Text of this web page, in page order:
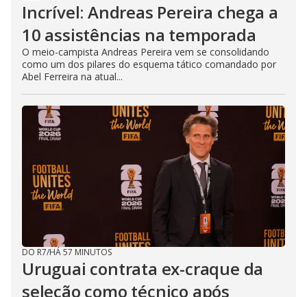
Incrível: Andreas Pereira chega a
10 assistências na temporada
O meio-campista Andreas Pereira vem se consolidando
como um dos pilares do esquema tático comandado por
Abel Ferreira na atual...
DO R7/HÁ 57 MINUTOS
Uruguai contrata ex-craque da
seleção como técnico após